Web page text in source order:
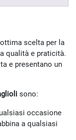
scelta per la
qualità e praticità.
e presentano un
sono:
occasione
a qualsiasi